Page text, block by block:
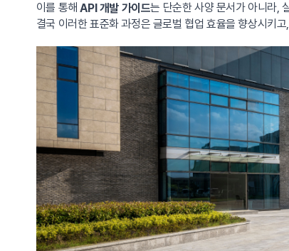
이를 통해API 개발 가이드는 단순한 사양 문서가 아니라,
결국 이러한 표준화 과정은 글로벌 협업 효율을 향상시키